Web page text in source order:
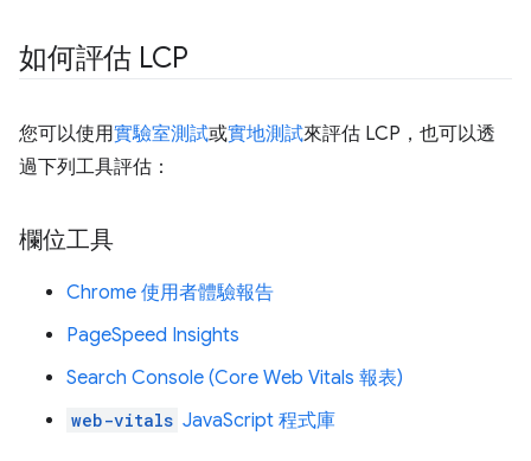
如何評估 LCP
您可以使用實驗室測試或實地測試來評估 LCP，也可以透
過下列工具評估：
欄位工具
Chrome 使用者體驗報告
PageSpeed Insights
Search Console (Core Web Vitals 報表)
web-vitals JavaScript 程式庫